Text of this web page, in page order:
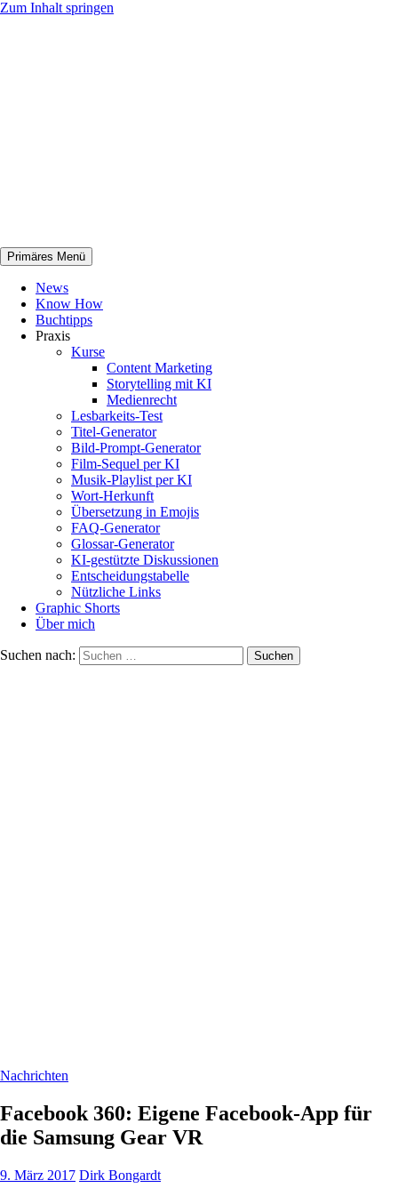
Zum Inhalt springen
netknowhow
Primäres Menü
News
Know How
Buchtipps
Praxis
Kurse
Content Marketing
Storytelling mit KI
Medienrecht
Lesbarkeits-Test
Titel-Generator
Bild-Prompt-Generator
Film-Sequel per KI
Musik-Playlist per KI
Wort-Herkunft
Übersetzung in Emojis
FAQ-Generator
Glossar-Generator
KI-gestützte Diskussionen
Entscheidungstabelle
Nützliche Links
Graphic Shorts
Über mich
Suchen nach:
Nachrichten
Facebook 360: Eigene Facebook-App für
die Samsung Gear VR
9. März 2017 Dirk Bongardt